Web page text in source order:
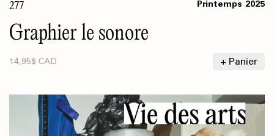
277 Printemps 2025
Graphier le sonore
14,95$ CAD + Panier